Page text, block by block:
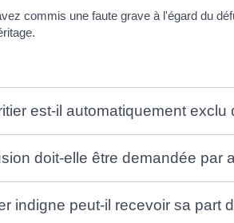
commis une faute grave à l'égard du
est-il automatiquement exclu
doit-elle être demandée par
indigne peut-il recevoir sa part